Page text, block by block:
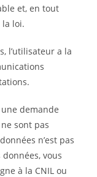
et, en tout
la loi.
l’utilisateur a la
demande
sont pas
n’est pas
vous
à la CNIL ou